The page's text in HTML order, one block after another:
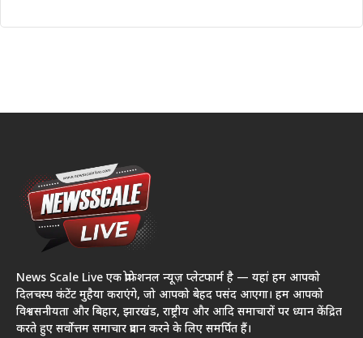
News Scale Live एक प्रोफेशनल न्यूज़ प्लेटफार्म है — यहां हम आपको
दिलचस्प कंटेंट मुहैया कराएंगे, जो आपको बेहद पसंद आएगा। हम आपको
विश्वसनीयता और बिहार, झारखंड, राष्ट्रीय और आदि समाचारों पर ध्यान केंद्रित
करते हुए सर्वोत्तम समाचार प्रदान करने के लिए समर्पित हैं।